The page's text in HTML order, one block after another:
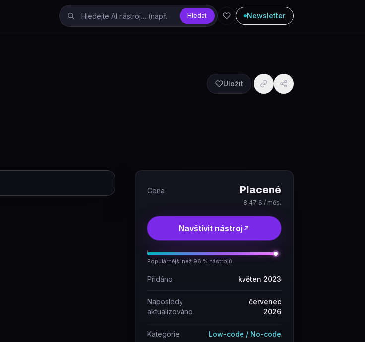
Hledat Newsletter
Uložit
Cena Placené
8.47 $ / měs.
Navštívit nástroj
Populárnější než 96 % nástrojů
Přidáno květen 2023
Naposledy
aktualizováno
červenec
2026
Kategorie Low-code / No-code